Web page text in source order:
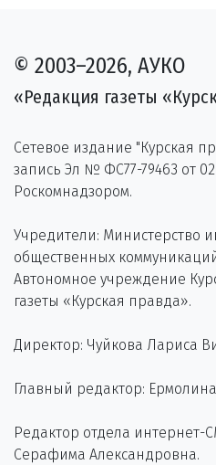
© 2003–2026, АУКО
«Редакция газеты
Сетевое издание "Курская
запись Эл № ФС77-79463 от
Роскомнадзором.
Учредители: Министерство
общественных
Автономное учреждение
газеты «Курская правда».
Директор: Чуйкова Лариса
Главный редактор:
Редактор отдела интернет-
Серафима Александровна.